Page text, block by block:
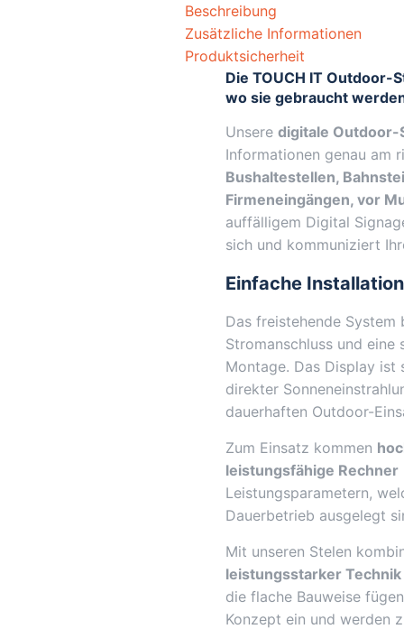
Beschreibung
Zusätzliche Informationen
Produktsicherheit
Die TOUCH IT Outdoor-
wo sie gebraucht
Unsere digitale Outdoor-
Informationen genau am
Bushaltestellen,
Firmeneingängen, vor
auffälligem Digital
sich und kommuniziert
Einfache
Das freistehende
Stromanschluss und
Montage. Das Display
direkter
dauerhaften Outdoor-
Zum Einsatz kommen
leistungsfähige Rechner
Leistungsparametern,
Dauerbetrieb ausgelegt
Mit unseren Stelen
leistungsstarker
die flache Bauweise
Konzept ein und werden